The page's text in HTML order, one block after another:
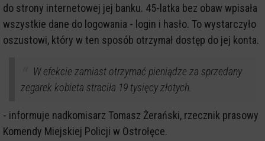
do strony internetowej jej banku. 45-latka bez obaw wpisała
wszystkie dane do logowania - login i hasło. To wystarczyło
oszustowi, który w ten sposób otrzymał dostęp do jej konta.
W efekcie zamiast otrzymać pieniądze za sprzedany
zegarek kobieta straciła 19 tysięcy złotych.
- informuje nadkomisarz Tomasz Żerański, rzecznik prasowy
Komendy Miejskiej Policji w Ostrołęce.